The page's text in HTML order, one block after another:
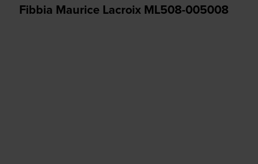
Fibbia Maurice Lacroix ML508-005008